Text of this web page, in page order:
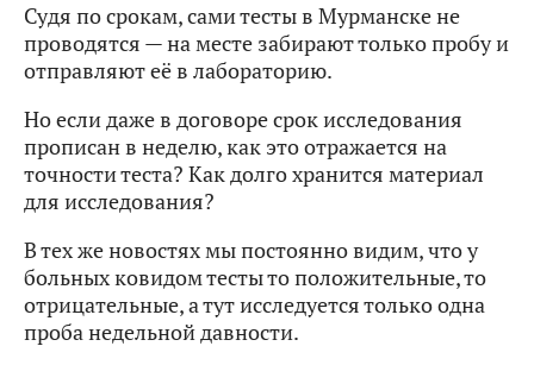
Судя по срокам, сами тесты в Мурманске не
проводятся — на месте забирают только пробу и
отправляют её в лабораторию.
Но если даже в договоре срок исследования
прописан в неделю, как это отражается на
точности теста? Как долго хранится материал
для исследования?
В тех же новостях мы постоянно видим, что у
больных ковидом тесты то положительные, то
отрицательные, а тут исследуется только одна
проба недельной давности.